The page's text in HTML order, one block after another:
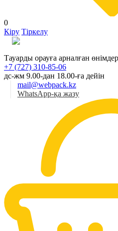
0
Кіру Тіркелу
Тауарды орауға арналған
+7 (727) 310-85-06
дс-жм 9.00-дан 18.00-ға дейін
mail@webpack.kz
WhatsApp-қа жазу